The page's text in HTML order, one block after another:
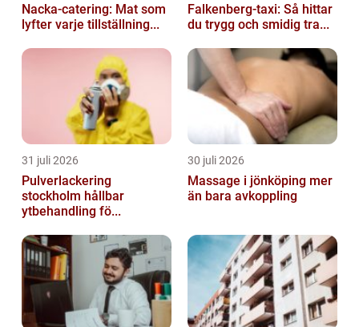
Nacka-catering: Mat som
lyfter varje tillställning...
Falkenberg-taxi: Så hittar
du trygg och smidig tra...
31 juli 2026
Pulverlackering
stockholm hållbar
ytbehandling fö...
30 juli 2026
Massage i jönköping mer
än bara avkoppling